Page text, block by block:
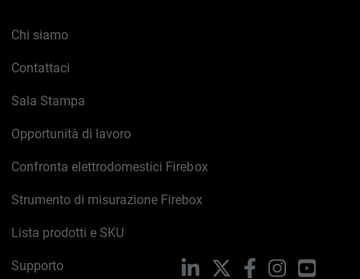
Chi siamo
Contattaci
Sala Stampa
Opportunità di lavoro
Confronta elettrodomestici Firebox
Strumento di misurazione Firebox
Lista prodotti e SKU
Supporto LinkedIn FacebookInstagram